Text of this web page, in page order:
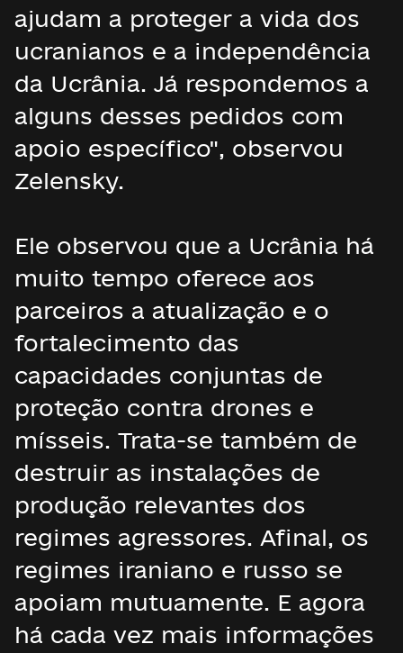
ajudam a proteger a vida dos
ucranianos e a independência
da Ucrânia. Já respondemos a
alguns desses pedidos com
apoio específico", observou
Zelensky.
Ele observou que a Ucrânia há
muito tempo oferece aos
parceiros a atualização e o
fortalecimento das
capacidades conjuntas de
proteção contra drones e
mísseis. Trata-se também de
destruir as instalações de
produção relevantes dos
regimes agressores. Afinal, os
regimes iraniano e russo se
apoiam mutuamente. E agora
há cada vez mais informações